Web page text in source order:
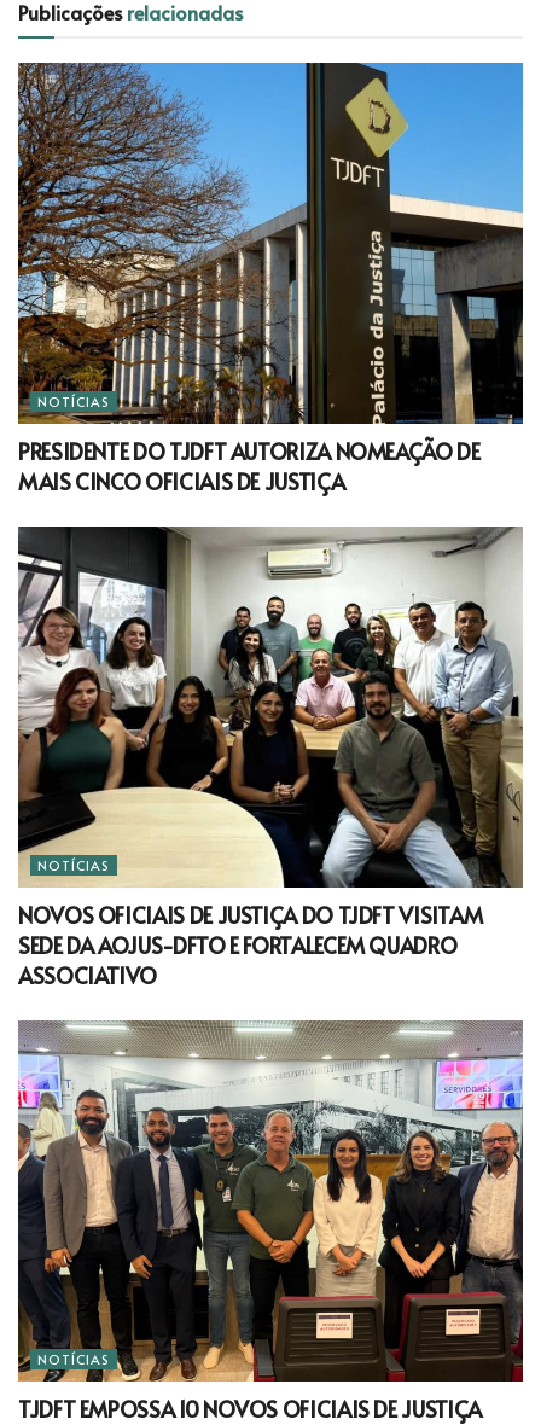
Publicaçõesrelacionadas
NOTÍCIAS
PRESIDENTE DO TJDFT AUTORIZA NOMEAÇÃO DE
MAIS CINCO OFICIAIS DE JUSTIÇA
NOTÍCIAS
NOVOS OFICIAIS DE JUSTIÇA DO TJDFT VISITAM
SEDE DA AOJUS-DFTO E FORTALECEM QUADRO
ASSOCIATIVO
NOTÍCIAS
TJDFT EMPOSSA 10 NOVOS OFICIAIS DE JUSTIÇA